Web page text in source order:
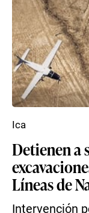
Detienen a
Líneas de
Intervención
Ica